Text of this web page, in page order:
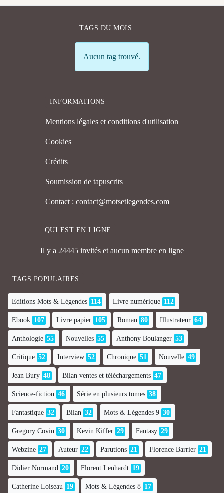
TAGS DU MOIS
Info
Aucun tag trouvé.
INFORMATIONS
Mentions légales et conditions d'utilisation
Cookies
Crédits
Soumission de tapuscrits
Contact : contact@motsetlegendes.com
QUI EST EN LIGNE
Il y a 24445 invités et aucun membre en ligne
TAGS POPULAIRES
Editions Mots & Légendes 114 Livre numérique 112
Ebook 107 Livre papier 105 Roman 80 Illustrateur 64
Anthologie 55 Nouvelles 55 Anthony Boulanger 53
Critique 52 Interview 52 Chronique 51 Nouvelle 49
Jean Bury 48 Bilan ventes et téléchargements 47
Science-fiction 46 Série en plusieurs tomes 38
Fantastique 32 Bilan 32 Mots & Légendes 9 30
Gregory Covin 30 Kevin Kiffer 29 Fantasy 29
Webzine 27 Auteur 22 Parutions 21 Florence Barrier 21
Didier Normand 20 Florent Lenhardt 19
Catherine Loiseau 19 Mots & Légendes 8 17